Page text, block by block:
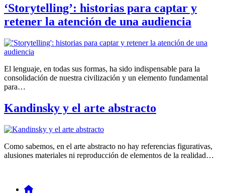
‘Storytelling’: historias para captar y
retener la atención de una audiencia
El lenguaje, en todas sus formas, ha sido indispensable para la
consolidación de nuestra civilización y un elemento fundamental
para…
Kandinsky y el arte abstracto
Como sabemos, en el arte abstracto no hay referencias figurativas,
alusiones materiales ni reproducción de elementos de la realidad…